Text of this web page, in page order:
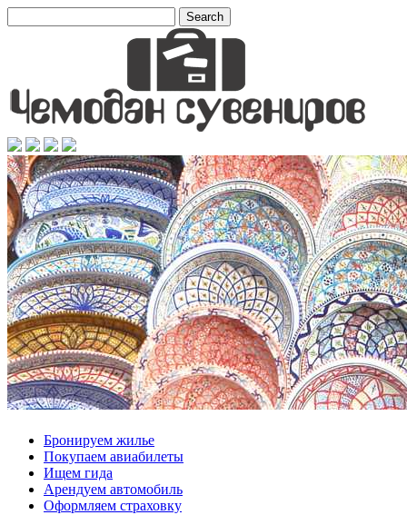
Бронируем жилье
Покупаем авиабилеты
Ищем гида
Арендуем автомобиль
Оформляем страховку